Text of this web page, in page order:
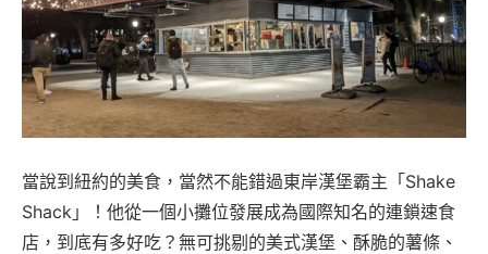
當說到紐約的美食，當然不能錯過東岸漢堡霸主「Shake
Shack」！他從一個小攤位發展成為國際知名的連鎖速食
店，到底有多好吃？無可挑剔的美式漢堡、酥脆的薯條、